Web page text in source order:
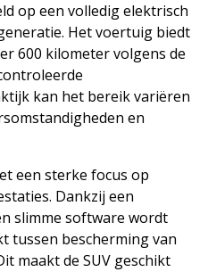
op een volledig elektrisch
Het voertuig biedt
600 kilometer volgens de
kan het bereik variëren
en
een sterke focus op
Dankzij een
slimme software wordt
tussen bescherming van
maakt de SUV geschikt